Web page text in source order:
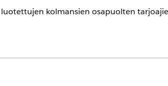
kolmansien osapuolten